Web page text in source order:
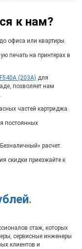
к нам?
офиса или квартиры.
печать на принтерах в
(203A) для
позволяет нам
частей картриджа.
постоянных
расчет.
скидки приезжайте к
.
стаж, которых
сервисные инженеры
клиентов и